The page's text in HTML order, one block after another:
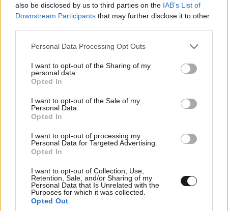
also be disclosed by us to third parties on the IAB’s List of
Downstream Participants that may further disclose it to other
Please note that this website/app uses one or more Google
not limited to your visit or usage behaviour. You may click to
grant or deny consent to Google and its third-party tags to
use your data for below specified purposes in below Google
consent section.
Personal Data Processing Opt Outs
I want to opt-out of the Sharing of my
personal data.
Opted In
I want to opt-out of the Sale of my
Personal Data.
Opted In
I want to opt-out of processing my
Personal Data for Targeted Advertising.
Opted In
I want to opt-out of Collection, Use,
Retention, Sale, and/or Sharing of my
Personal Data that Is Unrelated with the
Purposes for which it was collected.
Opted Out
Απαντήστε 0